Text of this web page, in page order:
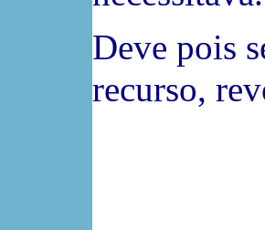
Deve pois
recurso,